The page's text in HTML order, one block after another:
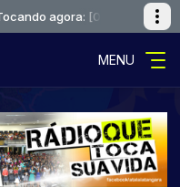
agora: [01] Kleber Lucas
MENU